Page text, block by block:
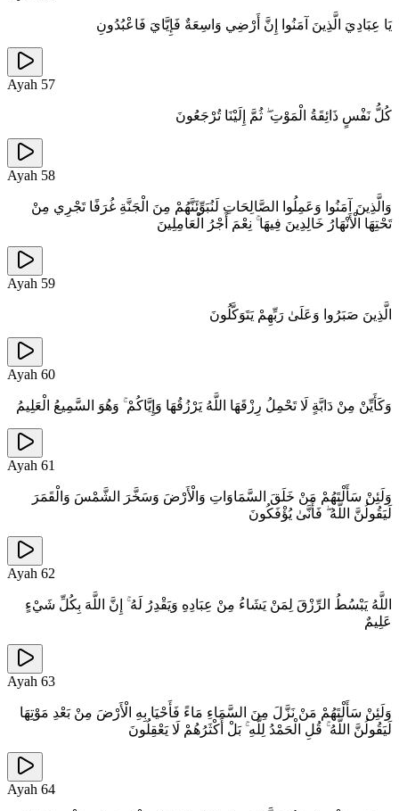
يَا عِبَادِيَ الَّذِينَ آمَنُوا إِنَّ أَرْضِي وَاسِعَةٌ فَإِيَّايَ فَاعْبُدُونِ
Ayah 57
كُلُّ نَفْسٍ ذَائِقَةُ الْمَوْتِ ۖ ثُمَّ إِلَيْنَا تُرْجَعُونَ
Ayah 58
وَالَّذِينَ آمَنُوا وَعَمِلُوا الصَّالِحَاتِ لَنُبَوِّئَنَّهُمْ مِنَ الْجَنَّةِ غُرَفًا تَجْرِي مِنْ
تَحْتِهَا الْأَنْهَارُ خَالِدِينَ فِيهَا ۚ نِعْمَ أَجْرُ الْعَامِلِينَ
Ayah 59
الَّذِينَ صَبَرُوا وَعَلَىٰ رَبِّهِمْ يَتَوَكَّلُونَ
Ayah 60
وَكَأَيِّنْ مِنْ دَابَّةٍ لَا تَحْمِلُ رِزْقَهَا اللَّهُ يَرْزُقُهَا وَإِيَّاكُمْ ۚ وَهُوَ السَّمِيعُ الْعَلِيمُ
Ayah 61
وَلَئِنْ سَأَلْتَهُمْ مَنْ خَلَقَ السَّمَاوَاتِ وَالْأَرْضَ وَسَخَّرَ الشَّمْسَ وَالْقَمَرَ
لَيَقُولُنَّ اللَّهُ ۖ فَأَنَّىٰ يُؤْفَكُونَ
Ayah 62
اللَّهُ يَبْسُطُ الرِّزْقَ لِمَنْ يَشَاءُ مِنْ عِبَادِهِ وَيَقْدِرُ لَهُ ۚ إِنَّ اللَّهَ بِكُلِّ شَيْءٍ
عَلِيمٌ
Ayah 63
وَلَئِنْ سَأَلْتَهُمْ مَنْ نَزَّلَ مِنَ السَّمَاءِ مَاءً فَأَحْيَا بِهِ الْأَرْضَ مِنْ بَعْدِ مَوْتِهَا
لَيَقُولُنَّ اللَّهُ ۚ قُلِ الْحَمْدُ لِلَّهِ ۚ بَلْ أَكْثَرُهُمْ لَا يَعْقِلُونَ
Ayah 64